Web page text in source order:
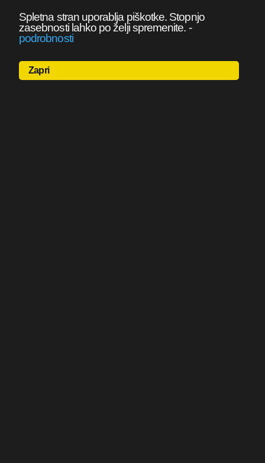
Spletna stran uporablja piškotke. Stopnjo
zasebnosti lahko po želji spremenite. -
podrobnosti
Zapri